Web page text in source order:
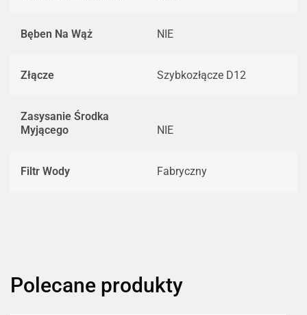
Bęben Na Wąż NIE
Złącze Szybkozłącze D12
Zasysanie Środka
Myjącego
NIE
Filtr Wody Fabryczny
Polecane produkty